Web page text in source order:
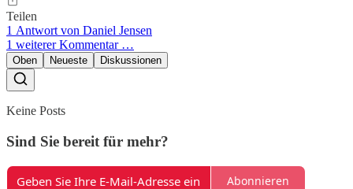
Teilen
1 Antwort von Daniel Jensen
1 weiterer Kommentar …
Oben Neueste Diskussionen
Keine Posts
Sind Sie bereit für mehr?
Abonnieren